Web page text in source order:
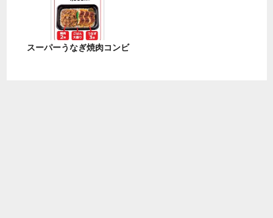
スーパーうなぎ焼肉コンビ